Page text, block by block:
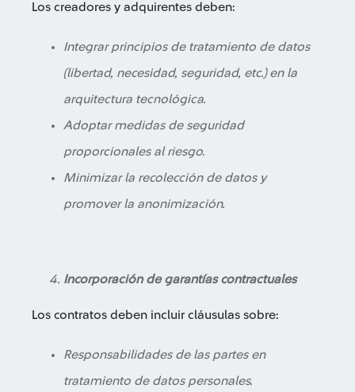
Los creadores y adquirentes deben:
Integrar principios de tratamiento de datos
(libertad, necesidad, seguridad, etc.) en la
arquitectura tecnológica.
Adoptar medidas de seguridad
proporcionales al riesgo.
Minimizar la recolección de datos y
promover la anonimización.
Incorporación de garantías contractuales
Los contratos deben incluir cláusulas sobre:
Responsabilidades de las partes en
tratamiento de datos personales.